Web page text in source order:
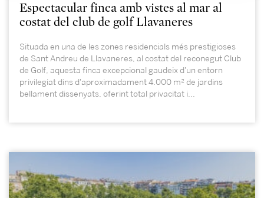
Espectacular finca amb vistes al mar al
costat del club de golf Llavaneres
Situada en una de les zones residencials més prestigioses
de Sant Andreu de Llavaneres, al costat del reconegut Club
de Golf, aquesta finca excepcional gaudeix d'un entorn
privilegiat dins d'aproximadament 4.000 m² de jardins
bellament dissenyats, oferint total privacitat i...